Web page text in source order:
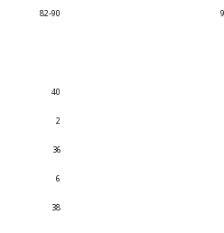
82-90
40
2
36
6
38